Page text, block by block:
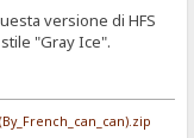
versione di HFS
"Gray Ice".